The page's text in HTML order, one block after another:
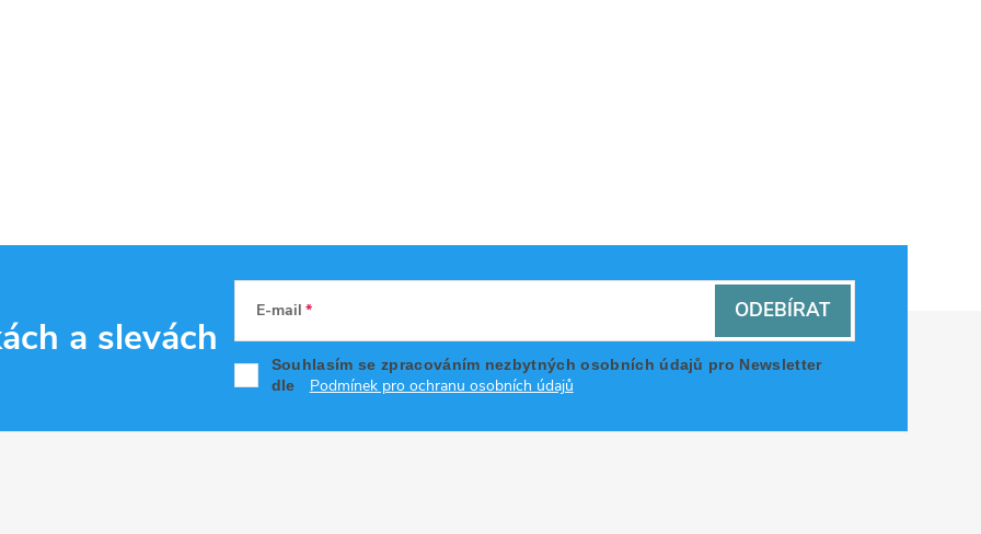
a slevách
E-mail
Souhlasím se zpracováním nezbytných osobních údajů pro Newsletter
dle
Podmínek pro ochranu osobních údajů
ODEBÍRAT